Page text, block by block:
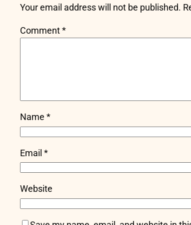
Your email address will not be published.
Comment*
Name *
Email *
Website